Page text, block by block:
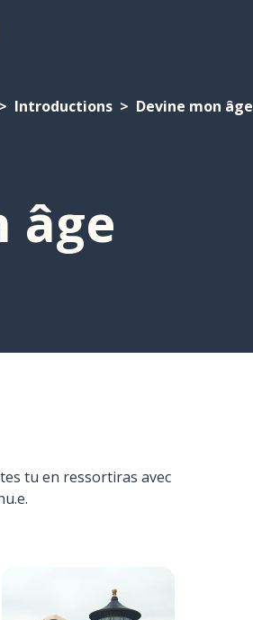
Introductions Devine mon âge
âge
tu en ressortiras avec